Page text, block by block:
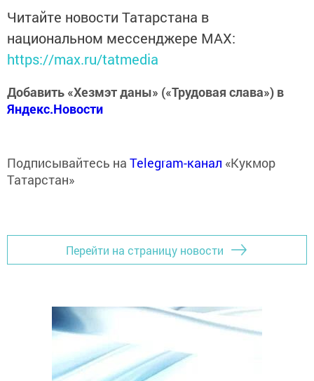
Читайте новости Татарстана в
национальном мессенджере MАХ:
https://max.ru/tatmedia
Добавить «Хезмэт даны» («Трудовая слава») в
Яндекс.Новости
Подписывайтесь на Telegram-канал «Кукмор
Татарстан»
Перейти на страницу новости